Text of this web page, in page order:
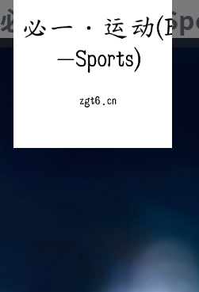
必一·运动(B-